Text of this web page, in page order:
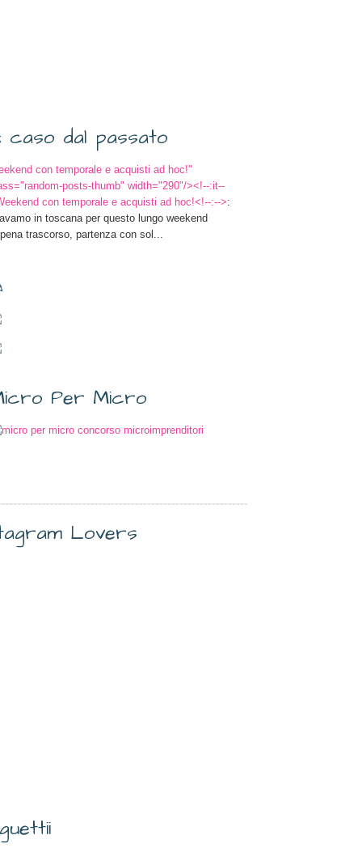
caso dal passato
con temporale e acquisti ad hoc!"
posts-thumb" width="290"/><!--:it--
con temporale e acquisti ad hoc!<!--:-->:
in toscana per questo lungo weekend
trascorso, partenza con sol...
Per Micro
Lovers